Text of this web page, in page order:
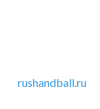
rushandball.ru